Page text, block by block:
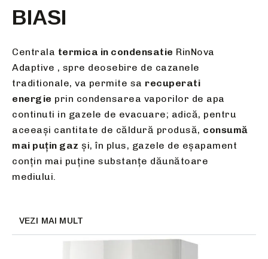
BIASI
Centrala termica in condensatie RinNova
Adaptive , spre deosebire de cazanele
traditionale, va permite sa recuperati
energie prin condensarea vaporilor de apa
continuti in gazele de evacuare; adică, pentru
aceeași cantitate de căldură produsă, consumă
mai puțin gaz și, în plus, gazele de eșapament
conțin mai puține substanțe dăunătoare
mediului.
VEZI MAI MULT